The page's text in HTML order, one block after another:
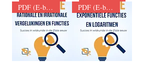
PDF (E-boek) PDF (E-boek)